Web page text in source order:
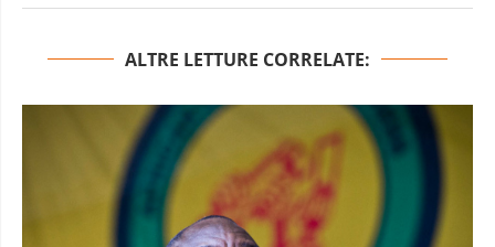
ALTRE LETTURE CORRELATE: